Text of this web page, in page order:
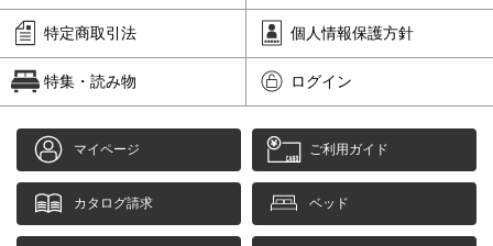
特定商取引法 個人情報保護方針
特集・読み物 ログイン
マイページ ご利用ガイド
カタログ請求 ベッド